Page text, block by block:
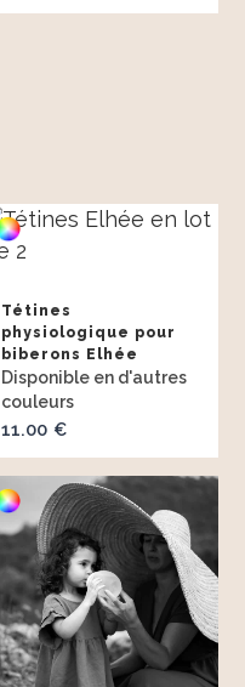
Tétines
physiologique pour
biberons Elhée
11.00 €